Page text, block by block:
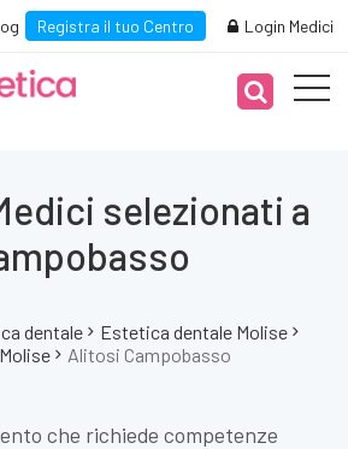
Registra il tuo Centro Login Medici
selezionati a
dentale
Estetica dentale Molise
Alitosi Campobasso
che richiede competenze